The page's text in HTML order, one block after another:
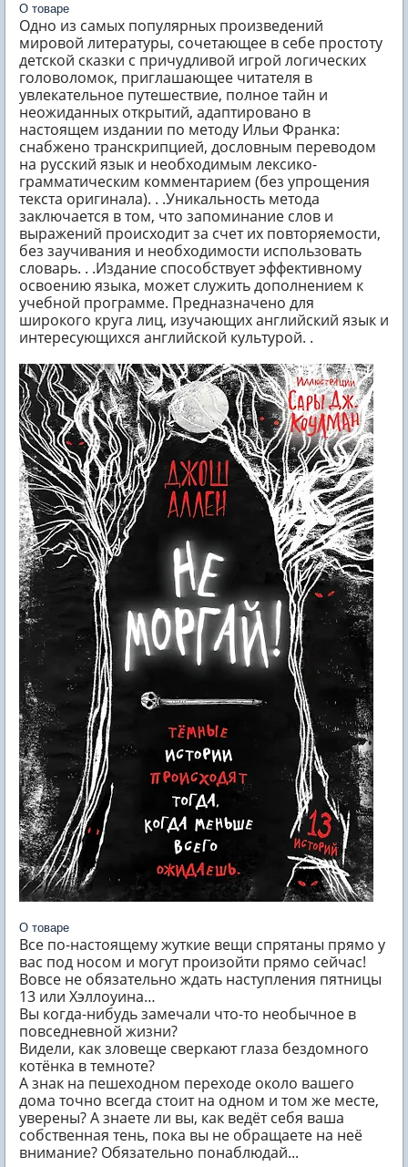
О товаре
Одно из самых популярных произведений
мировой литературы, сочетающее в себе простоту
детской сказки с причудливой игрой логических
головоломок, приглашающее читателя в
увлекательное путешествие, полное тайн и
неожиданных открытий, адаптировано в
настоящем издании по методу Ильи Франка:
снабжено транскрипцией, дословным переводом
на русский язык и необходимым лексико-
грамматическим комментарием (без упрощения
текста оригинала). . .Уникальность метода
заключается в том, что запоминание слов и
выражений происходит за счет их повторяемости,
без заучивания и необходимости использовать
словарь. . .Издание способствует эффективному
освоению языка, может служить дополнением к
учебной программе. Предназначено для
широкого круга лиц, изучающих английский язык и
интересующихся английской культурой. .
О товаре
Все по-настоящему жуткие вещи спрятаны прямо у
вас под носом и могут произойти прямо сейчас!
Вовсе не обязательно ждать наступления пятницы
13 или Хэллоуина…
Вы когда-нибудь замечали что-то необычное в
повседневной жизни?
Видели, как зловеще сверкают глаза бездомного
котёнка в темноте?
А знак на пешеходном переходе около вашего
дома точно всегда стоит на одном и том же месте,
уверены? А знаете ли вы, как ведёт себя ваша
собственная тень, пока вы не обращаете на неё
внимание? Обязательно понаблюдай...